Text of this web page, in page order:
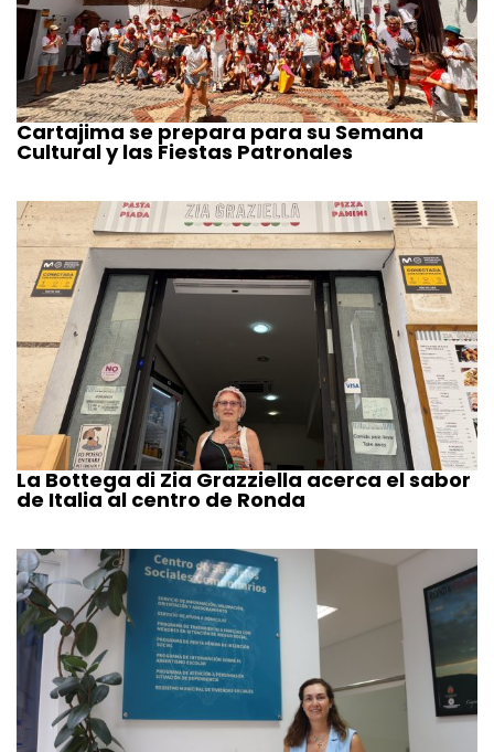
Cartajima se prepara para su Semana
Cultural y las Fiestas Patronales
La Bottega di Zia Grazziella acerca el sabor
de Italia al centro de Ronda